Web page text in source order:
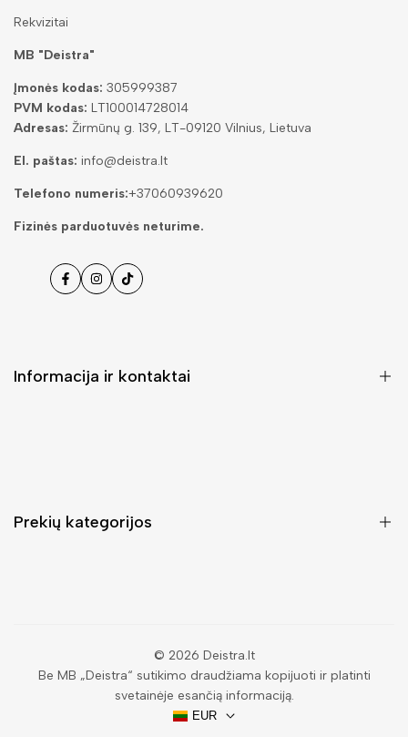
Rekvizitai
MB "Deistra"
Įmonės kodas: 305999387
PVM kodas: LT100014728014
Adresas: Žirmūnų g. 139, LT-09120 Vilnius, Lietuva
El. paštas: info@deistra.lt
Telefono numeris:+37060939620
Fizinės parduotuvės neturime.
FacebookInstagramas
Tiktok
Informacija ir kontaktai
Prekių kategorijos
Kuprinės moterims
Vyriškos piniginės
© 2026 Deistra.lt
Be MB „Deistra“ sutikimo draudžiama kopijuoti ir platinti
svetainėje esančią informaciją.
EUR